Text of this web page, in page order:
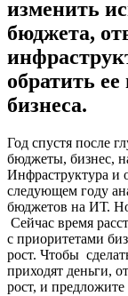
изменить
бюджета,
обратить
бизнеса.
Год спустя после
бюджеты, бизнес,
Инфраструктура и
следующем году
бюджетов на ИТ.
Сейчас время
с приоритетами
рост. Чтобы
приходят деньги,
рост, и